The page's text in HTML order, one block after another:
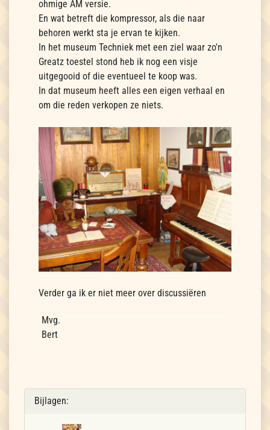
ohmige AM versie.
En wat betreft die kompressor, als die naar
behoren werkt sta je ervan te kijken.
In het museum Techniek met een ziel waar zo'n
Greatz toestel stond heb ik nog een visje
uitgegooid of die eventueel te koop was.
In dat museum heeft alles een eigen verhaal en
om die reden verkopen ze niets.
Verder ga ik er niet meer over discussiëren
Mvg.
Bert
Bijlagen: